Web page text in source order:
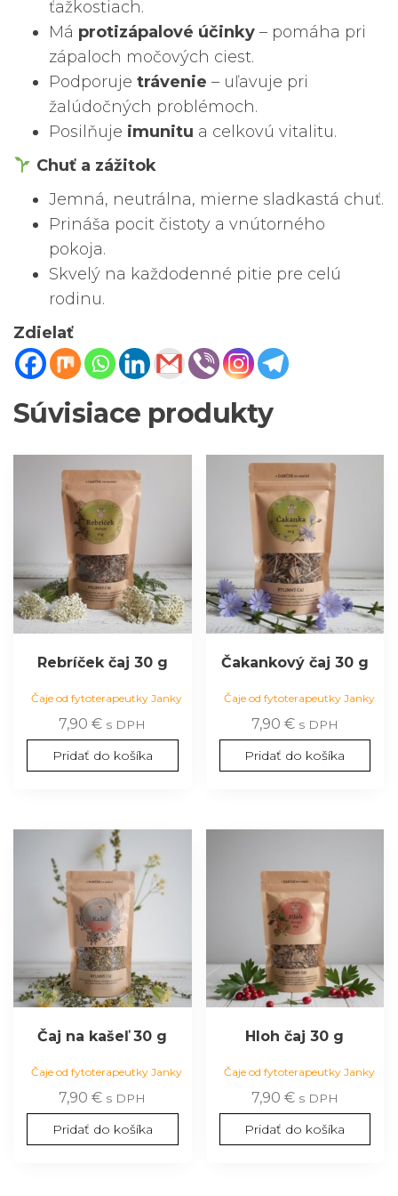
ťažkostiach.
Má protizápalové účinky – pomáha pri
zápaloch močových ciest.
Podporuje trávenie – uľavuje pri
žalúdočných problémoch.
Posilňuje imunitu a celkovú vitalitu.
Chuť a zážitok
Jemná, neutrálna, mierne sladkastá chuť.
Prináša pocit čistoty a vnútorného
pokoja.
Skvelý na každodenné pitie pre celú
rodinu.
Zdielať
Súvisiace produkty
Rebríček čaj 30 g
Čaje od fytoterapeutky Janky
7,90€ s DPH
Pridať do košíka
Čakankový čaj 30 g
Čaje od fytoterapeutky Janky
7,90 € s DPH
Pridať do košíka
Čaj na kašeľ 30 g
Čaje od fytoterapeutky Janky
7,90€ s DPH
Pridať do košíka
Hloh čaj 30 g
Čaje od fytoterapeutky Janky
7,90 € s DPH
Pridať do košíka